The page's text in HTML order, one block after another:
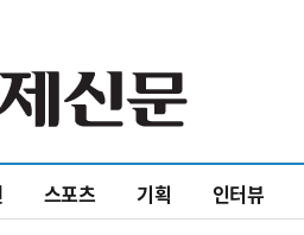
스포츠 기획 인터뷰